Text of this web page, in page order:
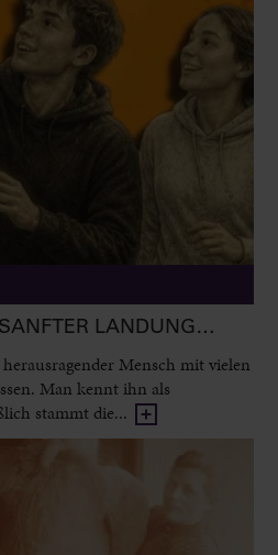
LANDUNG…
Mensch mit vielen
Man kennt ihn als
stammt die...